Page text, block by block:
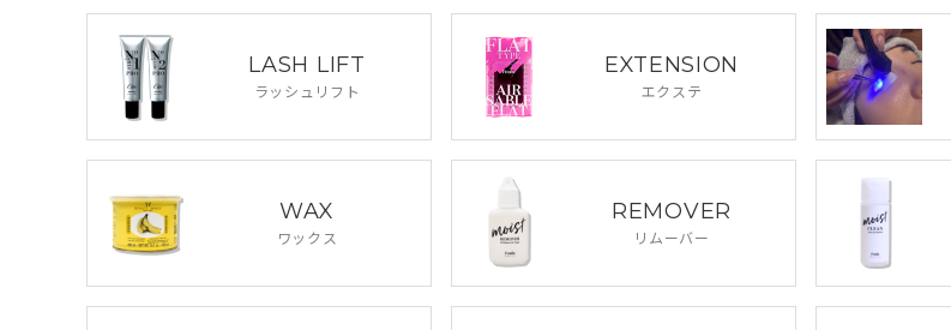
LASH LIFT
ラッシュリフト
EXTENSION
エクステ
WAX
ワックス
REMOVER
リムーバー